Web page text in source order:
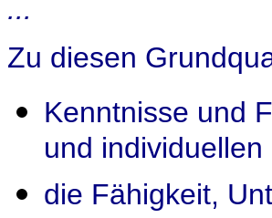
...
Zu diesen
Kenntnisse und
und
die Fähigkeit,